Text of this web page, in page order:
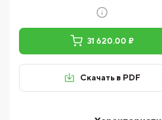
31 620.00 ₽
Скачать в PDF